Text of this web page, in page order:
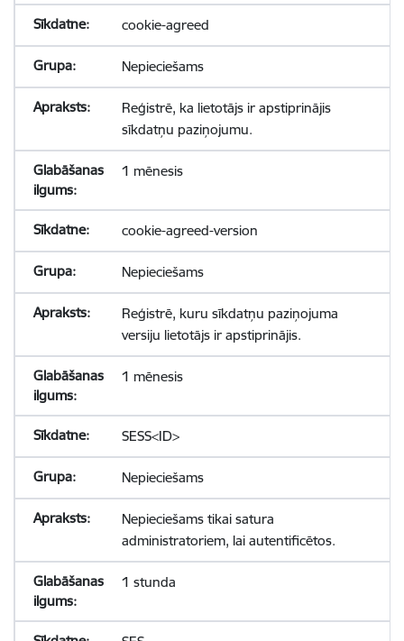
cookie-agreed
Nepieciešams
Reģistrē, ka lietotājs ir apstiprinājis
sīkdatņu paziņojumu.
1 mēnesis
cookie-agreed-version
Nepieciešams
Reģistrē, kuru sīkdatņu paziņojuma
versiju lietotājs ir apstiprinājis.
1 mēnesis
SESS<ID>
Nepieciešams
Nepieciešams tikai satura
administratoriem, lai autentificētos.
1 stunda